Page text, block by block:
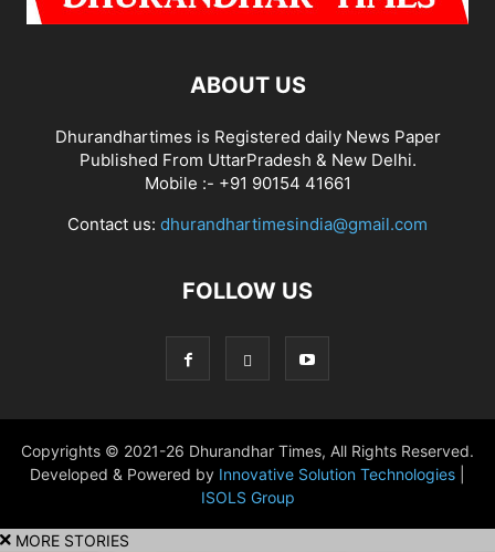
ABOUT US
Dhurandhartimes is Registered daily News Paper
Published From UttarPradesh & New Delhi.
Mobile :- +91 90154 41661
Contact us: dhurandhartimesindia@gmail.com
FOLLOW US
Copyrights © 2021-26 Dhurandhar Times, All Rights Reserved.
Developed & Powered by Innovative Solution Technologies
ISOLS Group
MORE STORIES